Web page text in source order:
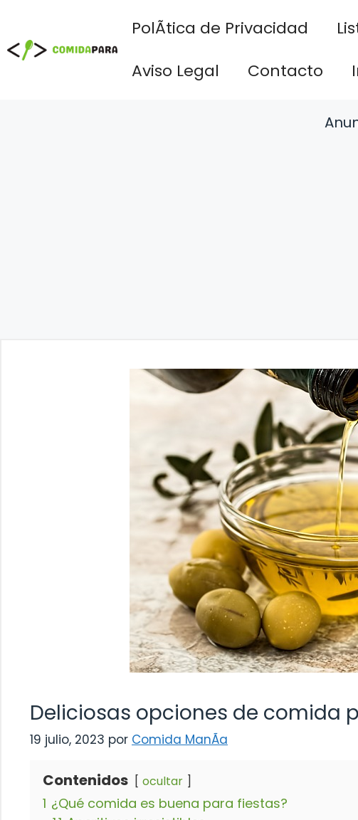
contenido
PolÃ­tica de Privacidad
Aviso Legal
Contacto
Deliciosas opciones de comida
19 julio, 2023 por Comida ManÃ­a
Contenidos ocultar
1 ¿Qué comida es buena para fiestas?